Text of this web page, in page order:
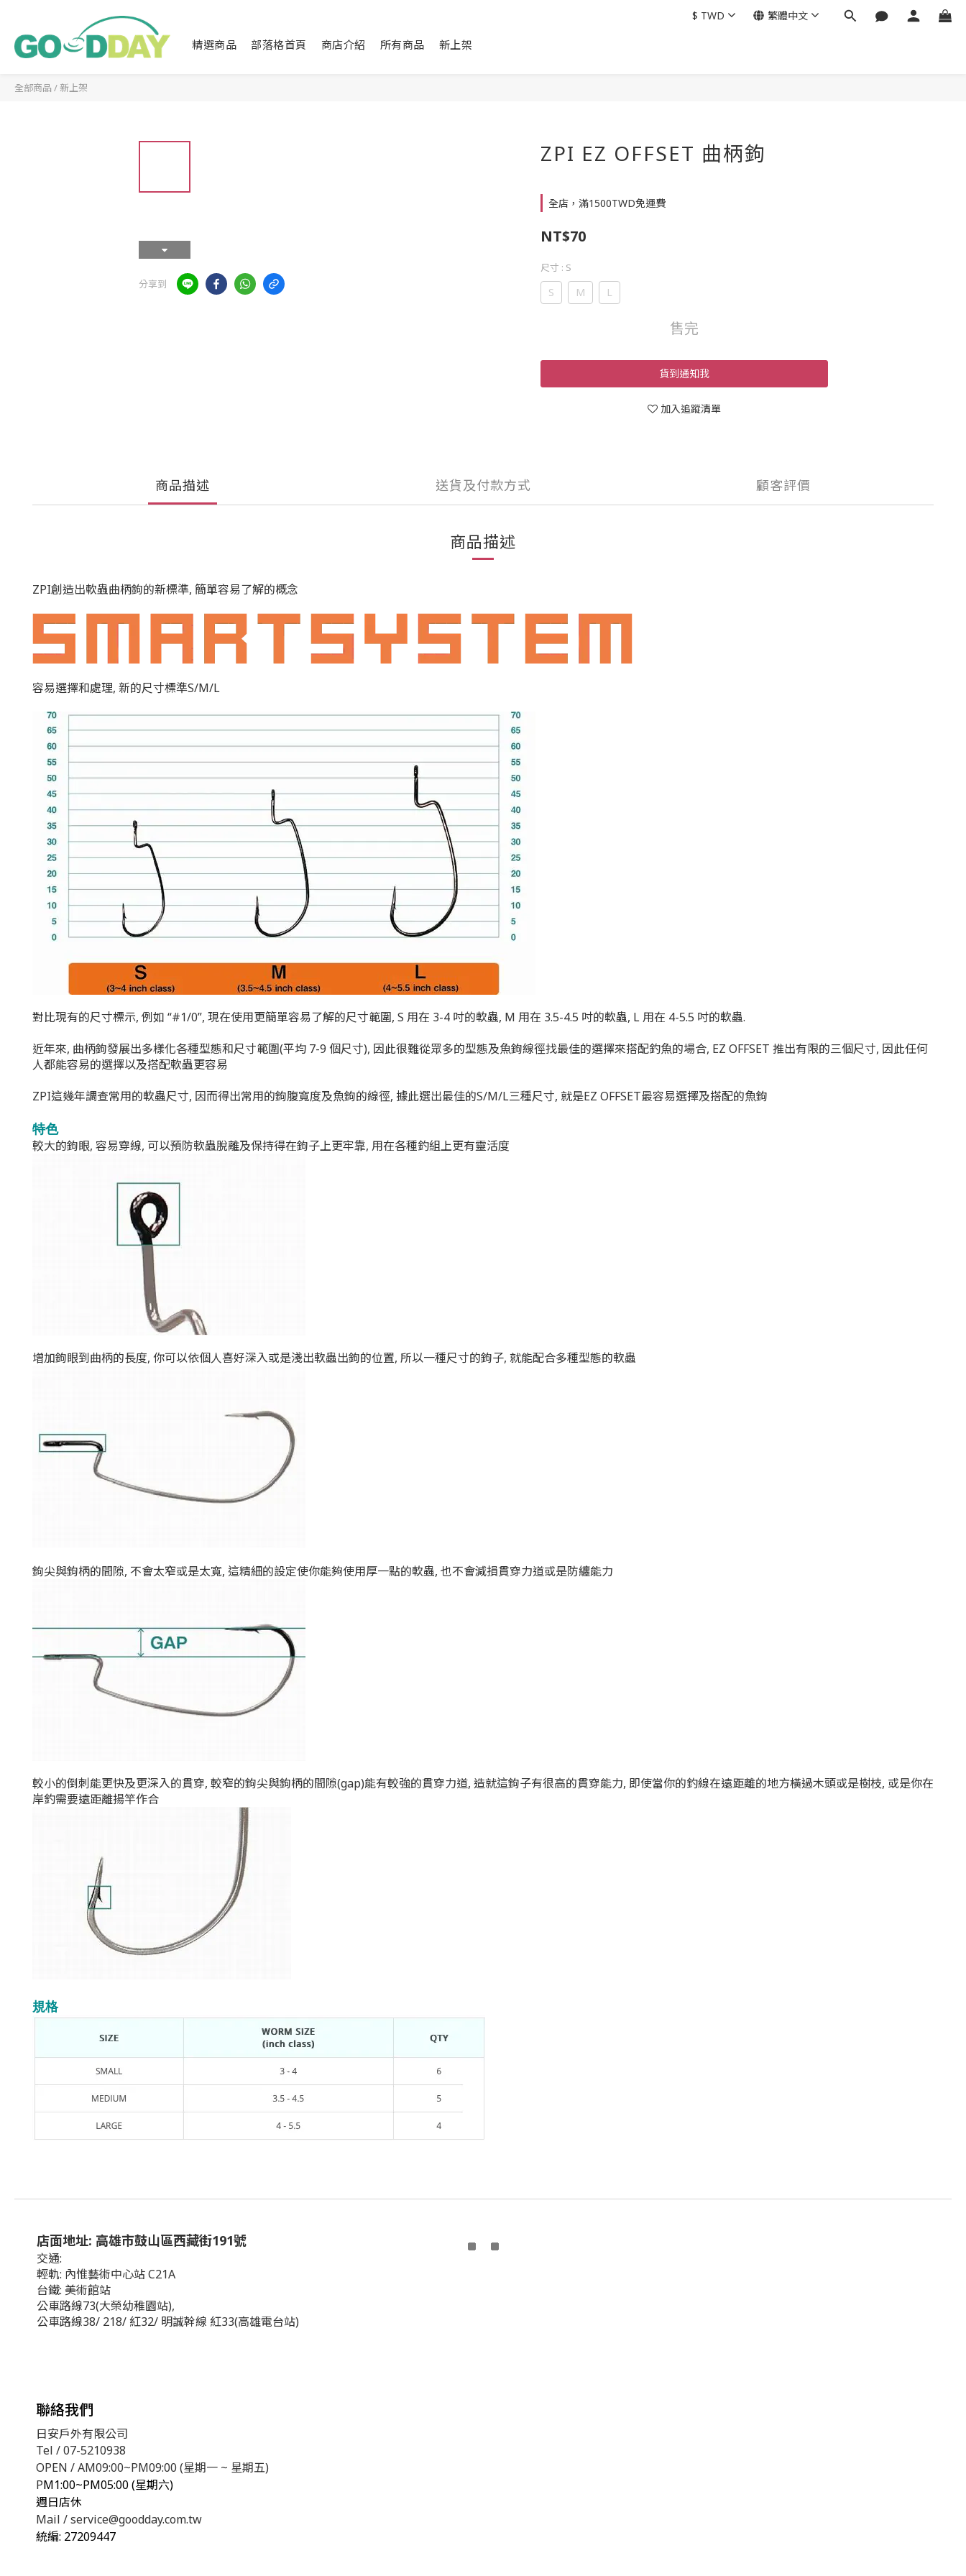
精選商品 部落格首頁 商店介紹 所有商品 新上架
$ TWD 繁體中文
全部商品 /新上架
分享到
ZPI EZ OFFSET 曲柄鉤
全店，滿1500TWD免運費
NT$70
尺寸 : S
S M L
售完
貨到通知我
加入追蹤清單
商品描述 送貨及付款方式 顧客評價
商品描述
ZPI創造出軟蟲曲柄鉤的新標準, 簡單容易了解的概念
容易選擇和處理, 新的尺寸標準S/M/L
對比現有的尺寸標示, 例如 “#1/0”, 現在使用更簡單容易了解的尺寸範圍, S 用在 3-4 吋的軟蟲, M 用在 3.5-4.5 吋的軟蟲, L 用在 4-5.5 吋的軟蟲.
近年來, 曲柄鉤發展出多樣化各種型態和尺寸範圍(平均 7-9 個尺寸), 因此很難從眾多的型態及魚鉤線徑找最佳的選擇來搭配釣魚的場合, EZ OFFSET 推出有限的三個尺寸, 因此任何
人都能容易的選擇以及搭配軟蟲更容易
ZPI這幾年調查常用的軟蟲尺寸, 因而得出常用的鉤腹寬度及魚鉤的線徑, 據此選出最佳的S/M/L三種尺寸, 就是EZ OFFSET最容易選擇及搭配的魚鉤
特色
較大的鉤眼, 容易穿線, 可以預防軟蟲脫離及保持得在鉤子上更牢靠, 用在各種釣組上更有靈活度
增加鉤眼到曲柄的長度, 你可以依個人喜好深入或是淺出軟蟲出鉤的位置, 所以一種尺寸的鉤子, 就能配合多種型態的軟蟲
鉤尖與鉤柄的間隙, 不會太窄或是太寬, 這精細的設定使你能夠使用厚一點的軟蟲, 也不會減損貫穿力道或是防纏能力
較小的倒刺能更快及更深入的貫穿, 較窄的鉤尖與鉤柄的間隙(gap)能有較強的貫穿力道, 造就這鉤子有很高的貫穿能力, 即使當你的釣線在遠距離的地方橫過木頭或是樹枝, 或是你在
岸釣需要遠距離揚竿作合
規格
店面地址: 高雄市鼓山區西藏街191號
交通:
輕軌: 內惟藝術中心站 C21A
台鐵: 美術館站
公車路線73(大榮幼稚園站),
公車路線38/ 218/ 紅32/ 明誠幹線 紅33(高雄電台站)
聯絡我們
日安戶外有限公司
Tel / 07-5210938
OPEN / AM09:00~PM09:00 (星期一 ~ 星期五)
PM1:00~PM05:00 (星期六)
週日店休
Mail / service@goodday.com.tw
統編: 27209447